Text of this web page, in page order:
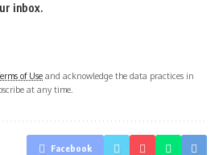
inbox.
of Use and acknowledge the data practices in
at any time.
Facebook